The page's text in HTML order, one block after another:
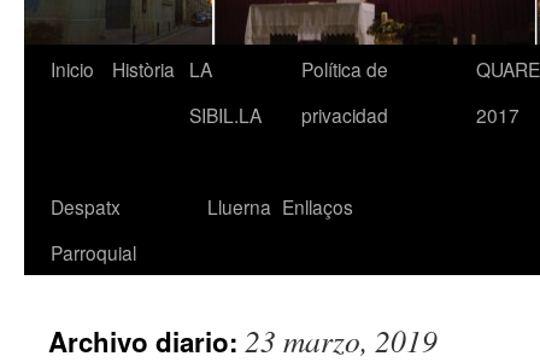
Inicio Història
LA
SIBIL.LA
Política de
privacidad
2017
Despatx
Parroquial
Lluerna Enllaços
Archivo diario: 23 marzo, 2019